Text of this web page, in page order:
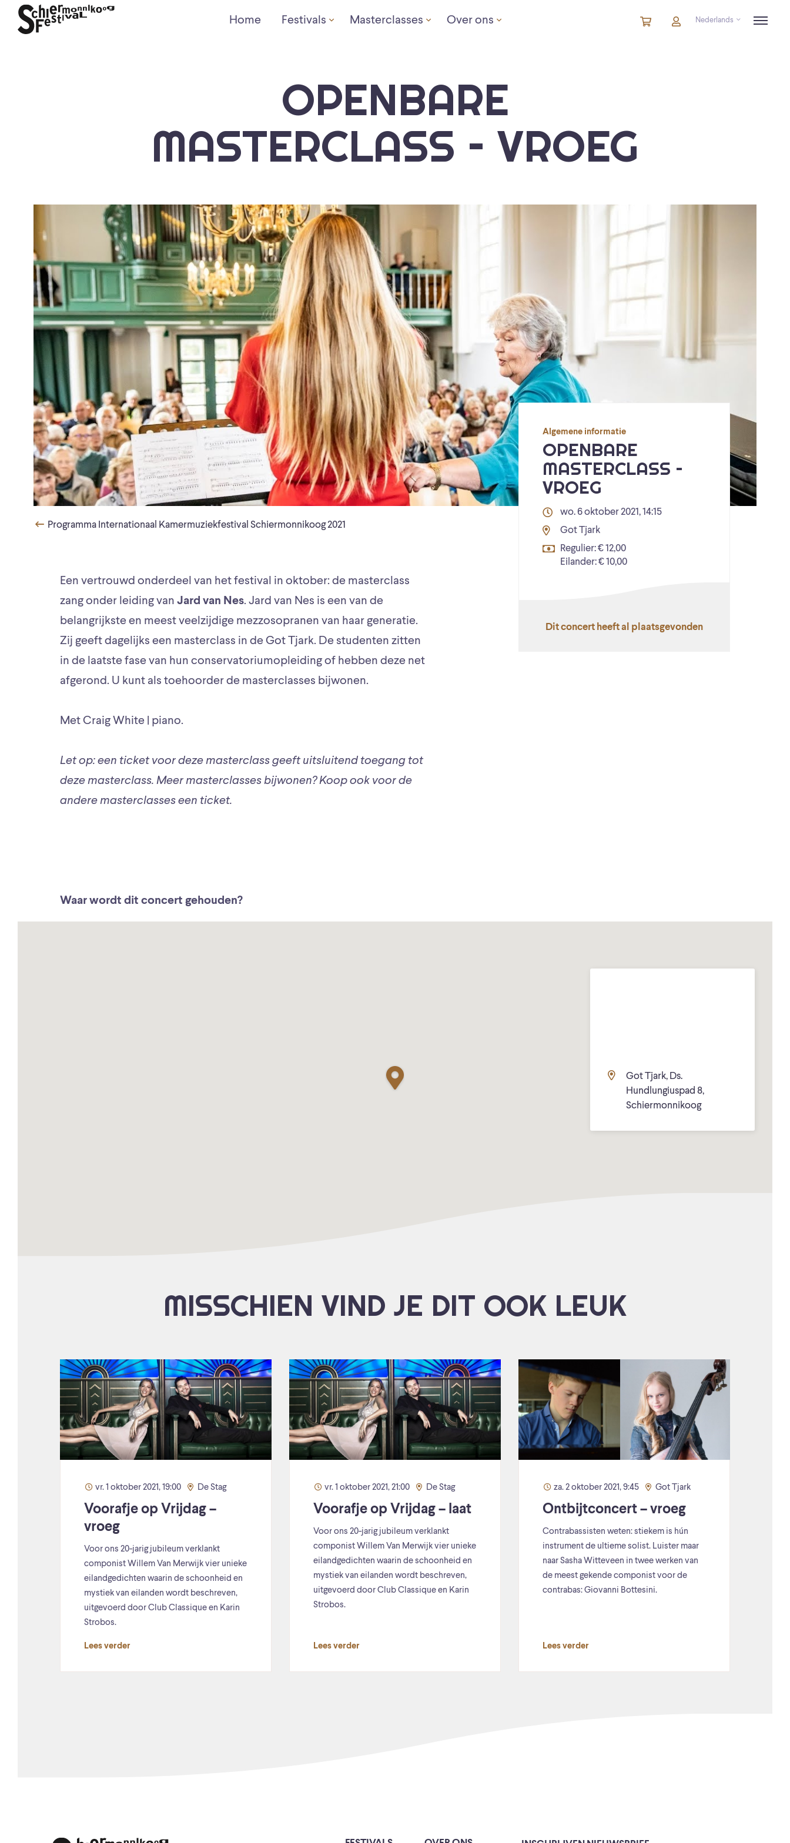
Home Festivals Masterclasses Over ons Winkelmandje
artikelenAccountNederlands
OPENBARE
MASTERCLASS – VROEG
Programma Internationaal Kamermuziekfestival Schiermonnikoog 2021
Een vertrouwd onderdeel van het festival in oktober: de masterclass
zang onder leiding van Jard van Nes. Jard van Nes is een van de
belangrijkste en meest veelzijdige mezzosopranen van haar generatie.
Zij geeft dagelijks een masterclass in de Got Tjark. De studenten zitten
in de laatste fase van hun conservatoriumopleiding of hebben deze net
afgerond. U kunt als toehoorder de masterclasses bijwonen.
Met Craig White | piano.
Let op: een ticket voor deze masterclass geeft uitsluitend toegang tot
deze masterclass. Meer masterclasses bijwonen? Koop ook voor de
andere masterclasses een ticket.
Algemene informatie
OPENBARE
MASTERCLASS –
VROEG
wo. 6 oktober 2021, 14:15
Got Tjark
Regulier: € 12,00
Eilander: € 10,00
Dit concert heeft al plaatsgevonden
Waar wordt dit concert gehouden?
Got Tjark, Ds.
Hundlungiuspad 8,
Schiermonnikoog
MISSCHIEN VIND JE DIT OOK LEUK
vr. 1 oktober 2021, 19:00 De Stag
Voorafje op Vrijdag –
vroeg
Voor ons 20-jarig jubileum verklankt
componist Willem Van Merwijk vier unieke
eilandgedichten waarin de schoonheid en
mystiek van eilanden wordt beschreven,
uitgevoerd door Club Classique en Karin
Strobos.
Lees verder
vr. 1 oktober 2021, 21:00 De Stag
Voorafje op Vrijdag – laat
Voor ons 20-jarig jubileum verklankt
componist Willem Van Merwijk vier unieke
eilandgedichten waarin de schoonheid en
mystiek van eilanden wordt beschreven,
uitgevoerd door Club Classique en Karin
Strobos.
Lees verder
za. 2 oktober 2021, 9:45 Got Tjark
Ontbijtconcert – vroeg
Contrabassisten weten: stiekem is hún
instrument de ultieme solist. Luister maar
naar Sasha Witteveen in twee werken van
de meest gekende componist voor de
contrabas: Giovanni Bottesini.
Lees verder